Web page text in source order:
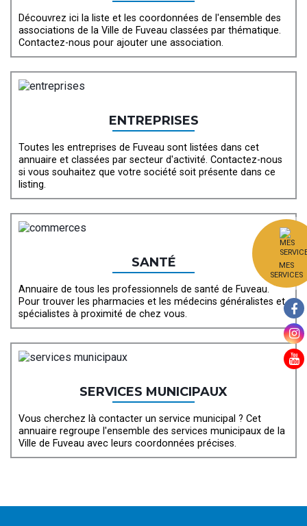
MES
SERVICES
Découvrez ici la liste et les coordonnées de l'ensemble des
associations de la Ville de Fuveau classées par thématique.
Contactez-nous pour ajouter une association.
ENTREPRISES
Toutes les entreprises de Fuveau sont listées dans cet
annuaire et classées par secteur d'activité. Contactez-nous
si vous souhaitez que votre société soit présente dans ce
listing.
SANTÉ
Annuaire de tous les professionnels de santé de Fuveau.
Pour trouver les pharmacies et les médecins généralistes et
spécialistes à proximité de chez vous.
SERVICES MUNICIPAUX
Vous cherchez là contacter un service municipal ? Cet
annuaire regroupe l'ensemble des services municipaux de la
Ville de Fuveau avec leurs coordonnées précises.